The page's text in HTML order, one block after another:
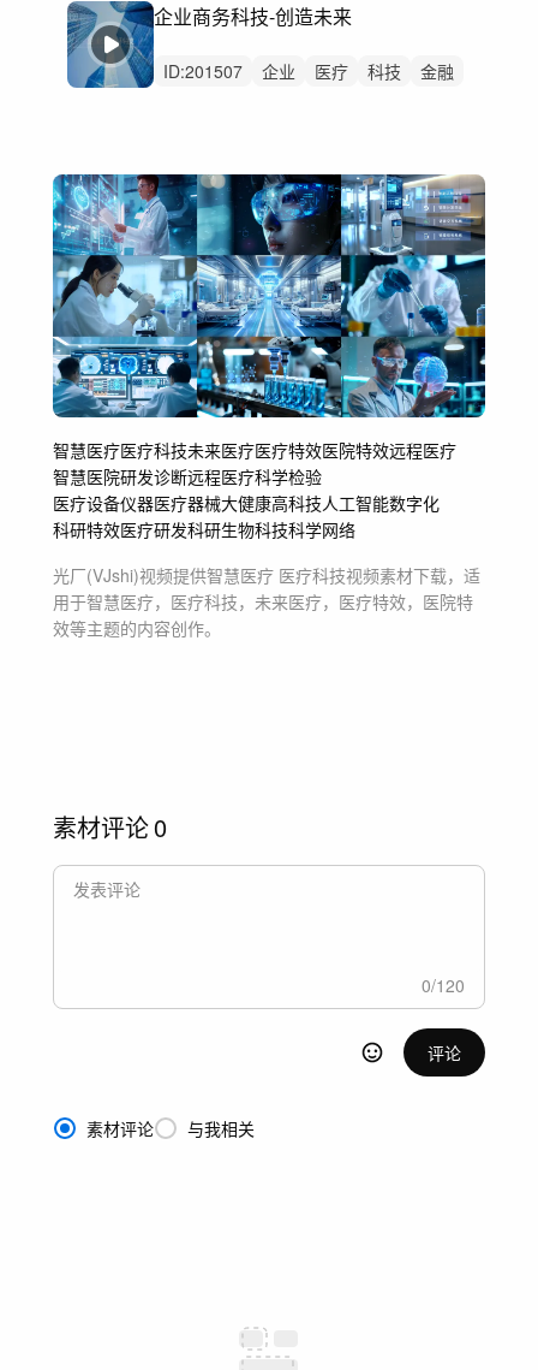
企业商务科技-创造未来
ID:201507 企业 医疗 科技
金融
会议活动
医学活动花絮快剪
智慧医疗医疗科技未来医疗医疗特效医院特效远程医疗
智慧医院研发诊断远程医疗科学检验
医疗设备仪器医疗器械大健康高科技人工智能数字化
科研特效医疗研发科研生物科技科学网络
光厂(VJshi)视频提供智慧医疗 医疗科技视频素材下载，适
用于智慧医疗，医疗科技，未来医疗，医疗特效，医院特
效等主题的内容创作。
素材评论0
0/120
评论
素材评论 与我相关